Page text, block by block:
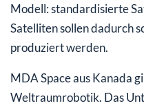
Modell: standardisierte
Satelliten sollen dadurch
produziert werden.
MDA Space aus Kanada
Weltraumrobotik. Das